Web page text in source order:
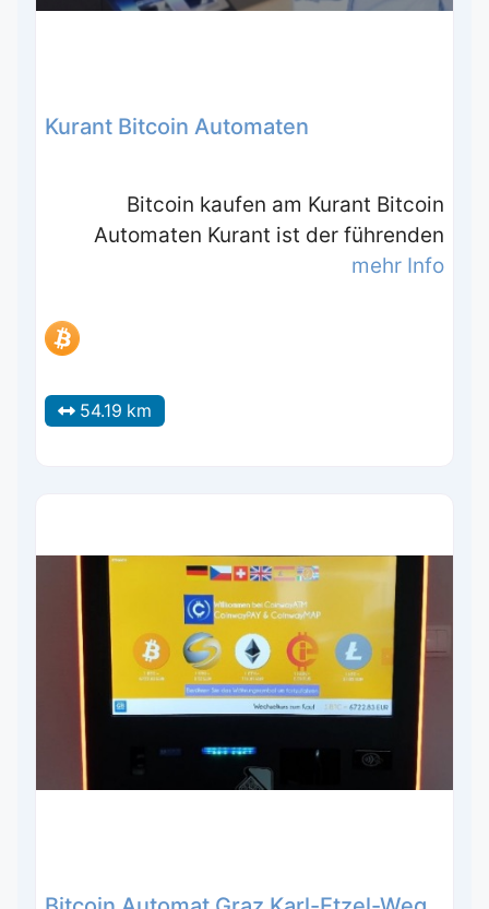
Kurant Bitcoin Automaten
Bitcoin kaufen am Kurant Bitcoin
Automaten Kurant ist der führenden
mehr Info
54.19 km